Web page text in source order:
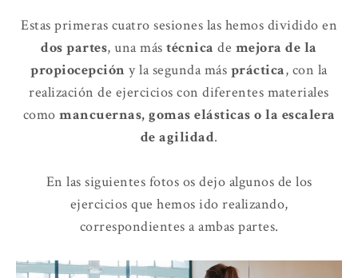
Estas primeras cuatro sesiones las hemos dividido en
dos partes, una mástécnicade mejora de la
propiocepción y la segunda más práctica, con la
realización de ejercicios con diferentes materiales
como mancuernas, gomas elásticas o la escalera
de agilidad.
En las siguientes fotos os dejo algunos de los
ejercicios que hemos ido realizando,
correspondientes a ambas partes.